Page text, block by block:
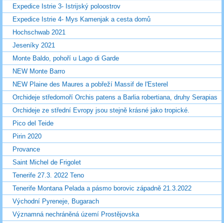
Expedice Istrie 3- Istrijský poloostrov
Expedice Istrie 4- Mys Kamenjak a cesta domů
Hochschwab 2021
Jeseníky 2021
Monte Baldo, pohoří u Lago di Garde
NEW Monte Barro
NEW Plaine des Maures a pobřeží Massif de l'Esterel
Orchideje středomoří Orchis patens a Barlia robertiana, druhy Serapias
Orchideje ze střední Evropy jsou stejně krásné jako tropické.
Pico del Teide
Pirin 2020
Provance
Saint Michel de Frigolet
Tenerife 27.3. 2022 Teno
Tenerife Montana Pelada a pásmo borovic západně 21.3.2022
Východní Pyreneje, Bugarach
Významná nechráněná území Prostějovska